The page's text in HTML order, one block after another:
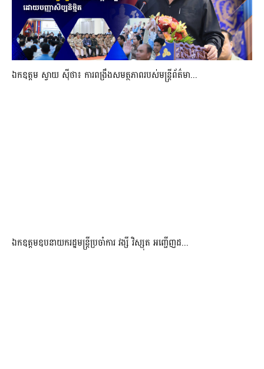
ឯកឧត្តម ស្វាយ ស៊ីថា៖ ការពង្រឹងសមត្ថភាពរបស់មន្ត្រីព័ត៌មា...
ឯកឧត្តមឧបនាយករដ្ឋមន្រ្តីប្រចាំការ វង្សី វិស្សុត អញ្ជើញដ...